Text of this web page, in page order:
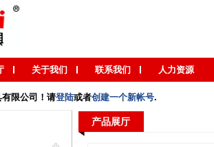
关于我们 联系我们 人力资源
限公司！请登陆或者创建一个新帐号.
产品展厅